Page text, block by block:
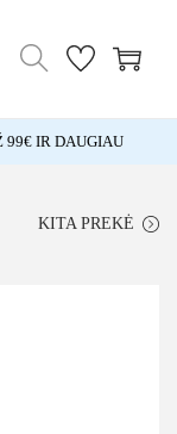
99€ IR DAUGIAU
KITA PREKĖ